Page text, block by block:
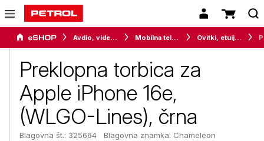
Avdio, video in telefonija Mobilna telefonija Ovitki, etuiji, torbice in držala
Preklopna torbica za
Apple iPhone 16e,
(WLGO-Lines), črna
Blagovna št.: 325664 Blagovna znamka: Chameleon